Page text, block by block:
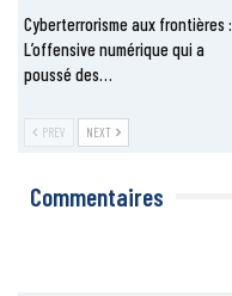
Cyberterrorisme aux frontières :
L’offensive numérique qui a
poussé des…
PREV NEXT
Commentaires